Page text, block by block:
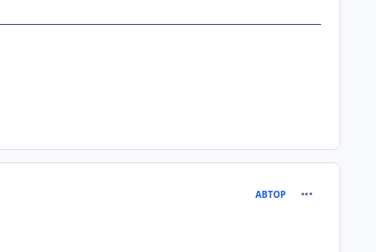
АВТОР